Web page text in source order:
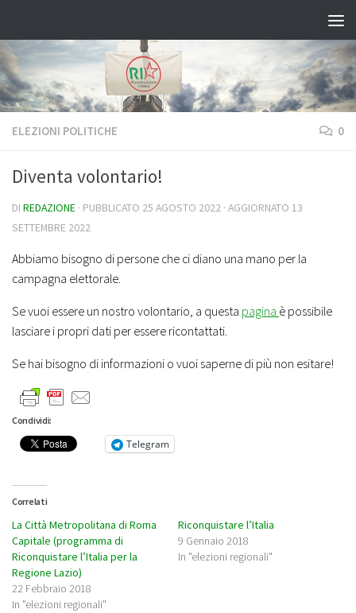
ELEZIONI POLITICHE 0
Diventa volontario!
DI REDAZIONE · PUBBLICATO 25 AGOSTO 2022 · AGGIORNATO 13
SETTEMBRE 2022
Abbiamo bisogno di persone che ci diano una mano per la
campagna elettorale.
Se vuoi essere un nostro volontario, a questa pagina è possibile
lasciare i propri dati per essere ricontattati.
Se hai bisogno di informazioni o vuoi saperne di più non esitare!
Condividi:
Telegram
Correlati
La Città Metropolitana di Roma
Capitale (programma di
Riconquistare l’Italia per la
Regione Lazio)
22 Febbraio 2018
In "elezioni regionali"
Riconquistare l’Italia
9 Gennaio 2018
In "elezioni regionali"